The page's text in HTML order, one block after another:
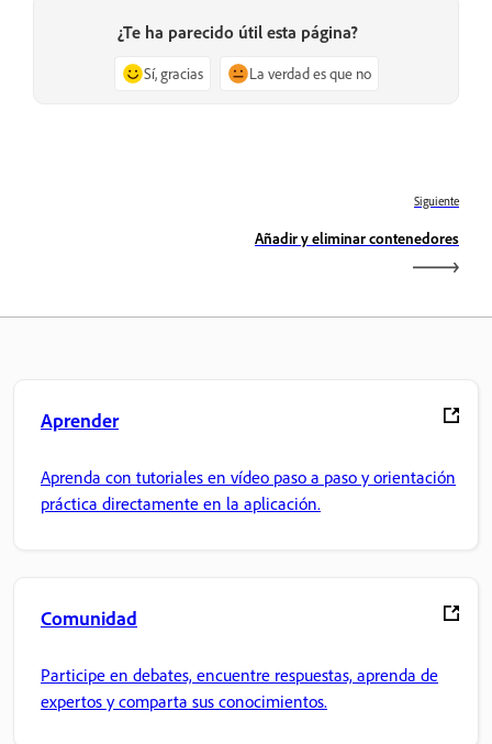
¿Te ha parecido útil esta página?
Sí, gracias La verdad es que no
Siguiente
Añadir y eliminar contenedores
Aprender
Aprenda con tutoriales en vídeo paso a paso y orientación
práctica directamente en la aplicación.
Comunidad
Participe en debates, encuentre respuestas, aprenda de
expertos y comparta sus conocimientos.